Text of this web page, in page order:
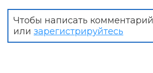
Чтобы написать комментарий
или зарегистрируйтесь